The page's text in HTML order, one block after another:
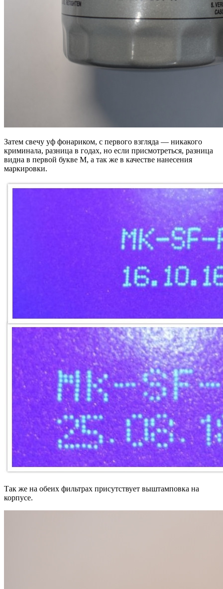
Затем свечу уф фонариком, с первого взгляда — никакого
криминала, разница в годах, но если присмотреться, разница
видна в первой букве M, а так же в качестве нанесения
маркировки.
Так же на обеих фильтрах присутствует выштамповка на
корпусе.